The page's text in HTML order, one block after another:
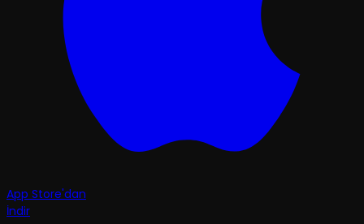
App Store'dan
İndir